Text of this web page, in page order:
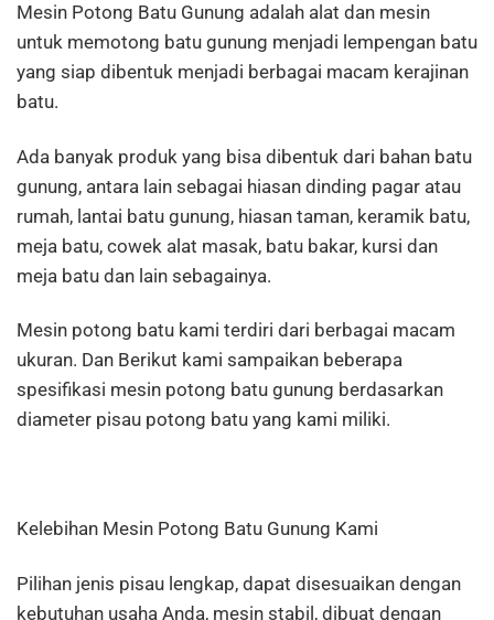
Mesin Potong Batu Gunung adalah alat dan mesin
untuk memotong batu gunung menjadi lempengan batu
yang siap dibentuk menjadi berbagai macam kerajinan
batu.
Ada banyak produk yang bisa dibentuk dari bahan batu
gunung, antara lain sebagai hiasan dinding pagar atau
rumah, lantai batu gunung, hiasan taman, keramik batu,
meja batu, cowek alat masak, batu bakar, kursi dan
meja batu dan lain sebagainya.
Mesin potong batu kami terdiri dari berbagai macam
ukuran. Dan Berikut kami sampaikan beberapa
spesifikasi mesin potong batu gunung berdasarkan
diameter pisau potong batu yang kami miliki.
Kelebihan Mesin Potong Batu Gunung Kami
Pilihan jenis pisau lengkap, dapat disesuaikan dengan
kebutuhan usaha Anda, mesin stabil, dibuat dengan